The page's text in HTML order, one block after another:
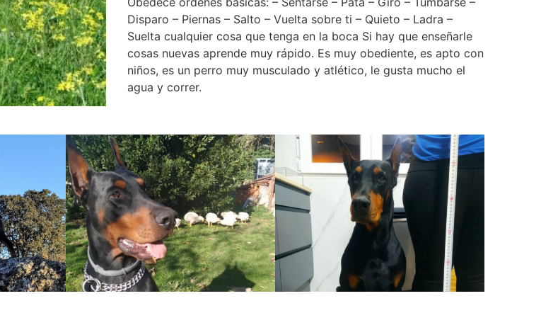
Disparo – Piernas – Salto – Vuelta sobre ti – Quieto – Ladra –
Suelta cualquier cosa que tenga en la boca Si hay que enseñarle
cosas nuevas aprende muy rápido. Es muy obediente, es apto con
niños, es un perro muy musculado y atlético, le gusta mucho el
agua y correr.